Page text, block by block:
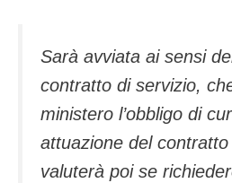
Sarà avviata ai sensi
contratto di servizio,
ministero l’obbligo di
attuazione del
valuterà poi se